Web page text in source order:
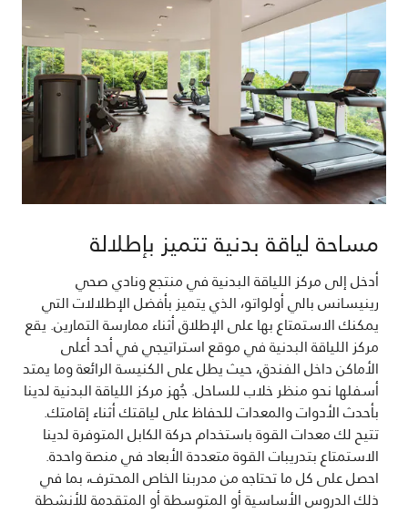
مساحة لياقة بدنية تتميز بإطلالة
أدخل إلى مركز اللياقة البدنية في منتجع ونادي صحي
رينيسانس بالي أولواتو، الذي يتميز بأفضل الإطلالات التي
يمكنك الاستمتاع بها على الإطلاق أثناء ممارسة التمارين. يقع
مركز اللياقة البدنية في موقع استراتيجي في أحد أعلى
الأماكن داخل الفندق، حيث يطل على الكنيسة الرائعة وما يمتد
أسفلها نحو منظر خلاب للساحل. جُهز مركز اللياقة البدنية لدينا
بأحدث الأدوات والمعدات للحفاظ على لياقتك أثناء إقامتك.
تتيح لك معدات القوة باستخدام حركة الكابل المتوفرة لدينا
الاستمتاع بتدريبات القوة متعددة الأبعاد في منصة واحدة.
احصل على كل ما تحتاجه من مدربنا الخاص المحترف، بما في
ذلك الدروس الأساسية أو المتوسطة أو المتقدمة للأنشطة